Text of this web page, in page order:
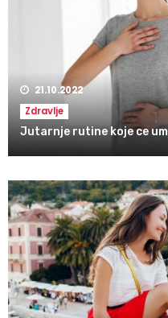
21.10.2022
Zdravlje
Jutarnje rutine koje ce